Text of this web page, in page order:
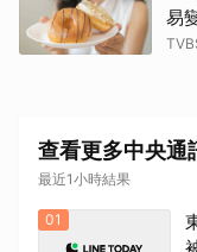
易
查看更多中央通
最近1小時結果
01 取